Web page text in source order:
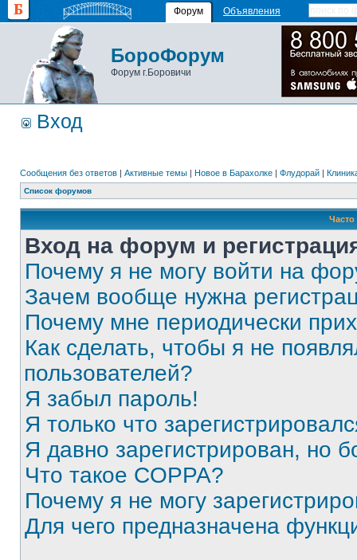
Форум Объявления
БороФорум
Форум г.Боровичи
Вход
Сообщения без ответов | Активные темы | Новое в Барахолке | Флудорай |
Список форумов
Вход на форум и
Почему я не могу войти на
Зачем вообще нужна
Почему мне периодически
Как сделать, чтобы я не
пользователей?
Я забыл пароль!
Я только что
Я давно зарегистрирован, но
Что такое COPPA?
Почему я не могу
Для чего предназначена